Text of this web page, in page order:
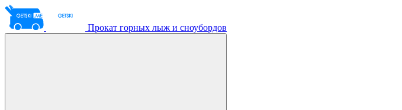
Прокат горных лыж и сноубордов